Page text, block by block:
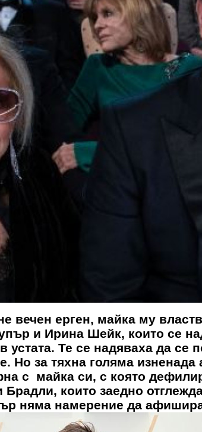
вечен ерген, майка му
и Ирина Шейк, които се
устата. Те се надяваха да се
Но за тяхна голяма изненада
с майка си, с която
които заедно
няма намерение да